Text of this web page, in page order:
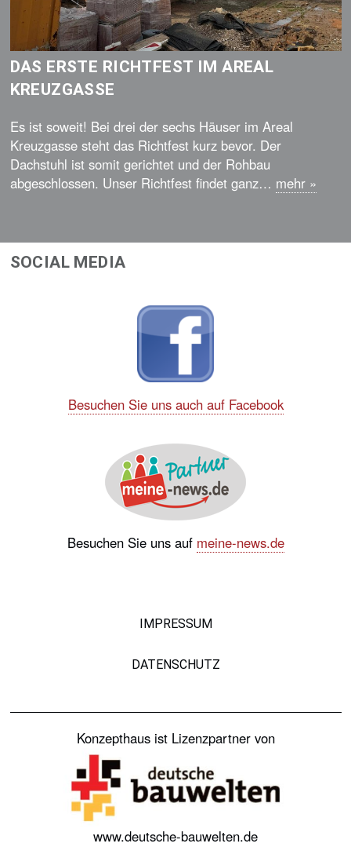
DAS ERSTE RICHTFEST IM AREAL
KREUZGASSE
Es ist soweit! Bei drei der sechs Häuser im Areal
Kreuzgasse steht das Richtfest kurz bevor. Der
Dachstuhl ist somit gerichtet und der Rohbau
abgeschlossen. Unser Richtfest findet ganz… mehr»
SOCIAL MEDIA
Besuchen Sie uns auch auf Facebook
Besuchen Sie uns auf meine-news.de
IMPRESSUM
DATENSCHUTZ
Konzepthaus ist Lizenzpartner von
www.deutsche-bauwelten.de